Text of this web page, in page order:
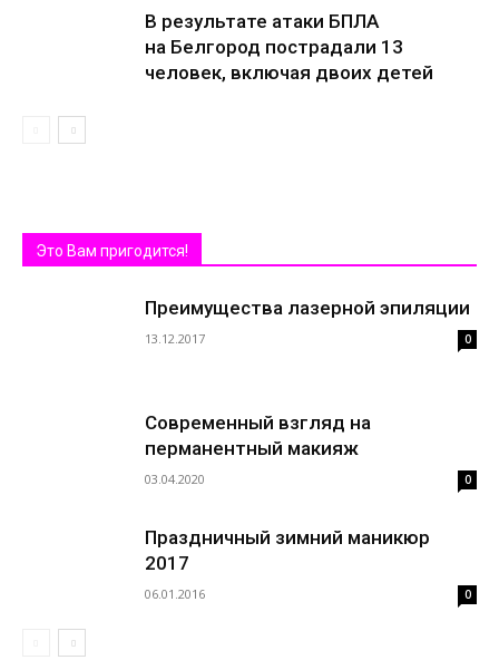
В результате атаки БПЛА
на Белгород пострадали 13
человек, включая двоих детей
Это Вам пригодится!
Преимущества лазерной эпиляции
13.12.2017 0
Современный взгляд на
перманентный макияж
03.04.2020 0
Праздничный зимний маникюр
2017
06.01.2016 0